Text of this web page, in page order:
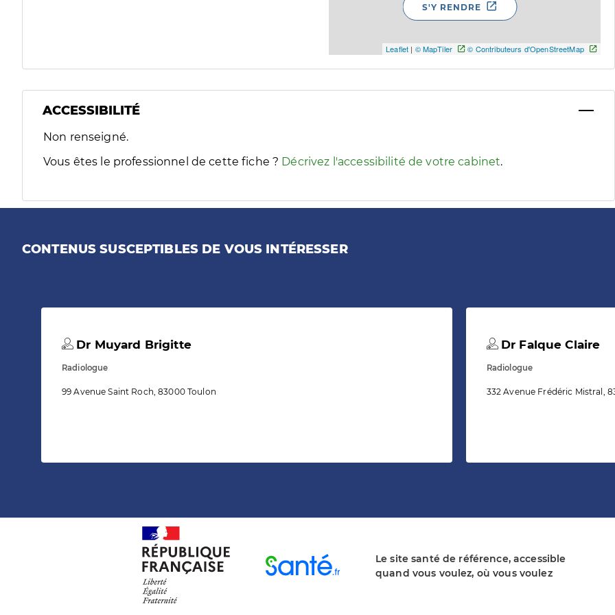
Leaflet | © MapTiler © Contributeurs d'OpenStreetMap
S'Y RENDRE
ACCESSIBILITÉ
Filtres
Sélectionnez un ou plusieurs handicaps/besoins spécifiques pour afficher les informations d'accessibilité associées
Non renseigné.
Vous êtes le professionnel de cette fiche ? Décrivez l'accessibilité de votre cabinet.
CONTENUS SUSCEPTIBLES DE VOUS INTÉRESSER
Dr Muyard Brigitte
Radiologue
99 Avenue Saint Roch, 83000 Toulon
Dr Falque Claire
Radiologue
332 Avenue Frédéric Mistral,
Le site santé de référence, accessible
quand vous voulez, où vous voulez